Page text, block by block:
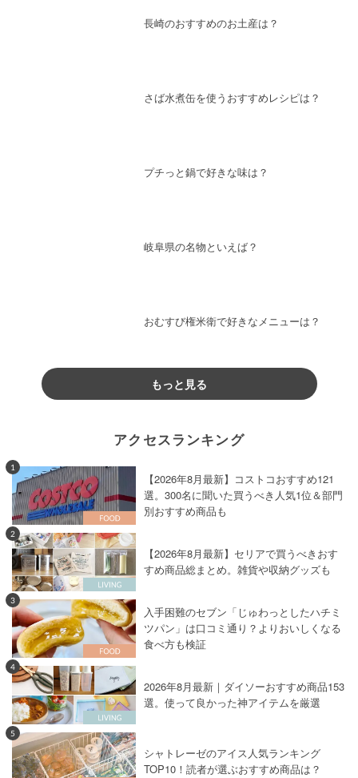
長崎のおすすめのお土産は？
さば水煮缶を使うおすすめレシピは？
プチっと鍋で好きな味は？
岐阜県の名物といえば？
おむすび権米衛で好きなメニューは？
もっと見る
アクセスランキング
1
【2026年8月最新】コストコおすすめ121
選。300名に聞いた買うべき人気1位＆部門
別おすすめ商品も
2
【2026年8月最新】セリアで買うべきおす
すめ商品総まとめ。雑貨や収納グッズも
3
入手困難のセブン「じゅわっとしたハチミ
ツパン」は口コミ通り？よりおいしくなる
食べ方も検証
4
2026年8月最新｜ダイソーおすすめ商品153
選。使って良かった神アイテムを厳選
5
シャトレーゼのアイス人気ランキング
TOP10！読者が選ぶおすすめ商品は？